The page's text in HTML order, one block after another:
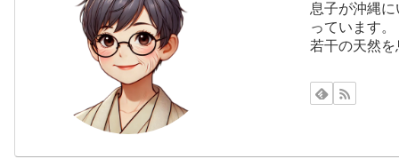
息子が沖縄
っています。
若干の天然